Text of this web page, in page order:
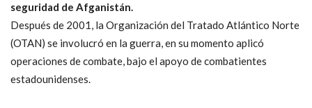
seguridad de Afganistán.
Después de 2001, la Organización del Tratado Atlántico Norte
(OTAN) se involucró en la guerra, en su momento aplicó
operaciones de combate, bajo el apoyo de combatientes
estadounidenses.